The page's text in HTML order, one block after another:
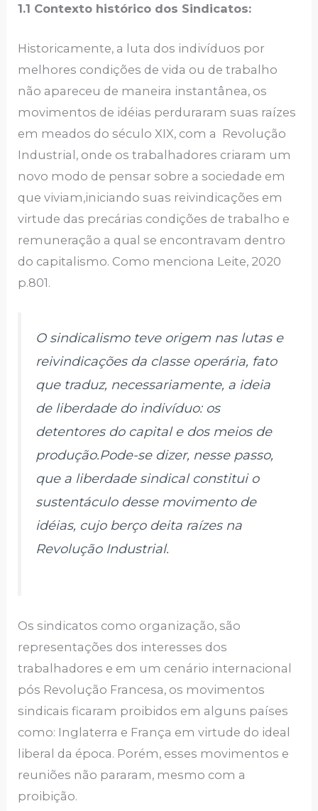
1.1 Contexto histórico dos Sindicatos:
Historicamente, a luta dos indivíduos por
melhores condições de vida ou de trabalho
não apareceu de maneira instantânea, os
movimentos de idéias perduraram suas raízes
em meados do século XIX, com a Revolução
Industrial, onde os trabalhadores criaram um
novo modo de pensar sobre a sociedade em
que viviam,iniciando suas reivindicações em
virtude das precárias condições de trabalho e
remuneração a qual se encontravam dentro
do capitalismo. Como menciona Leite, 2020
p.801.
O sindicalismo teve origem nas lutas e
reivindicações da classe operária, fato
que traduz, necessariamente, a ideia
de liberdade do indivíduo: os
detentores do capital e dos meios de
produção.Pode-se dizer, nesse passo,
que a liberdade sindical constitui o
sustentáculo desse movimento de
idéias, cujo berço deita raízes na
Revolução Industrial.
Os sindicatos como organização, são
representações dos interesses dos
trabalhadores e em um cenário internacional
pós Revolução Francesa, os movimentos
sindicais ficaram proibidos em alguns países
como: Inglaterra e França em virtude do ideal
liberal da época. Porém, esses movimentos e
reuniões não pararam, mesmo com a
proibição.